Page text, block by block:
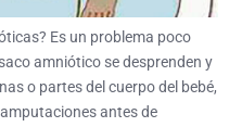
Es un problema poco
amniótico se desprenden y
o partes del cuerpo del bebé,
antes de